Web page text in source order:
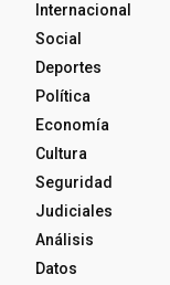
Internacional
Social
Deportes
Política
Economía
Cultura
Seguridad
Judiciales
Análisis
Datos